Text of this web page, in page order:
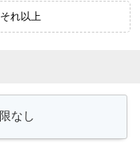
それ以上